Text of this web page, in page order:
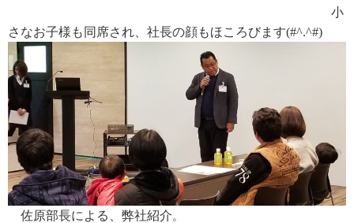
小
さなお子様も同席され、社長の顔もほころびます(#^.^#)
佐原部長による、弊社紹介 。